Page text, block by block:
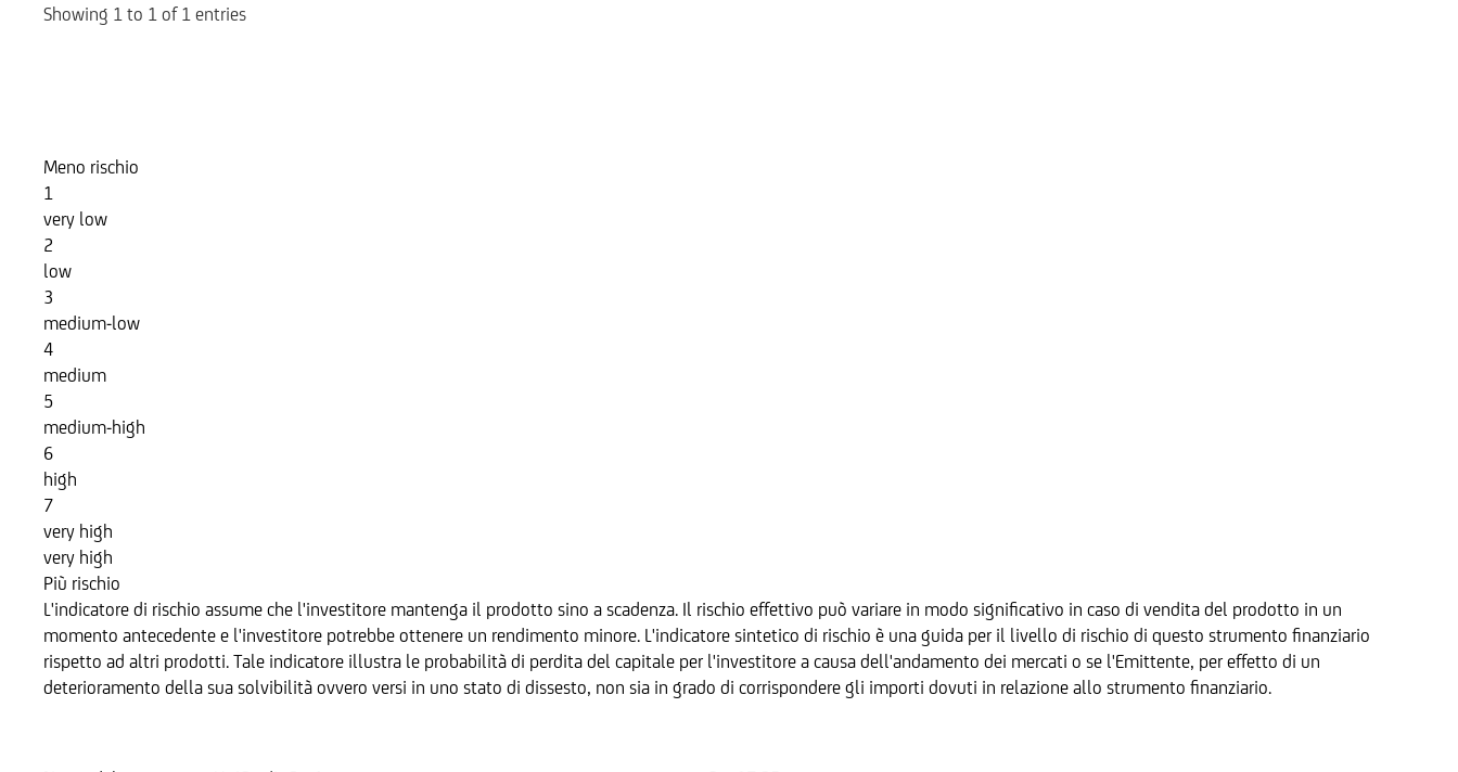
Showing 1 to 1 of 1 entries
Meno rischio
1
very low
2
low
3
medium-low
4
medium
5
medium-high
6
high
7
very high
very high
Più rischio
L'indicatore di rischio assume che l'investitore mantenga il prodotto sino a scadenza. Il rischio effettivo può variare in modo significativo in caso di vendita del prodotto in un
momento antecedente e l'investitore potrebbe ottenere un rendimento minore. L'indicatore sintetico di rischio è una guida per il livello di rischio di questo strumento finanziario
rispetto ad altri prodotti. Tale indicatore illustra le probabilità di perdita del capitale per l'investitore a causa dell'andamento dei mercati o se l'Emittente, per effetto di un
deterioramento della sua solvibilità ovvero versi in uno stato di dissesto, non sia in grado di corrispondere gli importi dovuti in relazione allo strumento finanziario.